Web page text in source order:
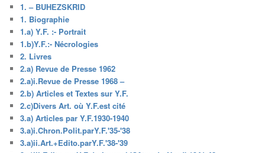
1. – BUHEZSKRID
1. Biographie
1.a) Y.F. :- Portrait
1.b)Y.F.:- Nécrologies
2. Livres
2.a) Revue de Presse 1962
2.a)i.Revue de Presse 1968 –
2.b) Articles et Textes sur Y.F.
2.c)Divers Art. où Y.F.est cité
3.a) Articles par Y.F.1930-1940
3.a)i.Chron.Polit.parY.F.'35-'38
3.a)ii.Art.+Edito.parY.F.'38-'39